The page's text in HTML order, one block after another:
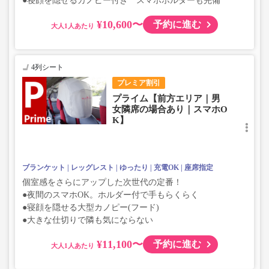
大人 ¥10,600〜 予約に進む
プレミア割引
4列シート
プライム【前方エリア｜男
女隣席の場合あり｜スマホO
K】
ブランケット レッグレスト ゆったり 充電OK 座席指定
個室感をさらにアップした次世代の定番！
●夜間のスマホOK。ホルダー付で手もらくらく
●寝顔を隠せる大型カノピー(フード)
●大きな仕切りで隣も気にならない
大人 ¥11,100〜 予約に進む